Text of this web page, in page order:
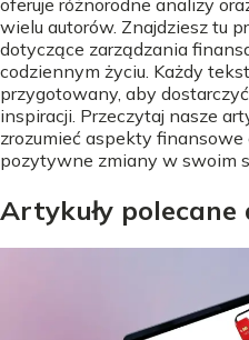
wielu autorów. Znajdziesz tu
dotyczące zarządzania
codziennym życiu. Każdy
przygotowany, aby
inspiracji. Przeczytaj nasze
zrozumieć aspekty
pozytywne zmiany w swoim
Artykuły polecane